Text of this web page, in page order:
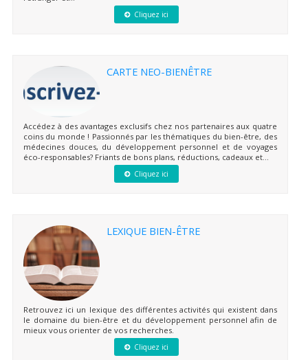
Cliquez ici
CARTE NEO-BIENÊTRE
Accédez à des avantages exclusifs chez nos partenaires aux quatre
coins du monde ! Passionnés par les thématiques du bien-être, des
médecines douces, du développement personnel et de voyages
éco-responsables? Friants de bons plans, réductions, cadeaux et...
Cliquez ici
LEXIQUE BIEN-ÊTRE
Retrouvez ici un lexique des différentes activités qui existent dans
le domaine du bien-être et du développement personnel afin de
mieux vous orienter de vos recherches.
Cliquez ici